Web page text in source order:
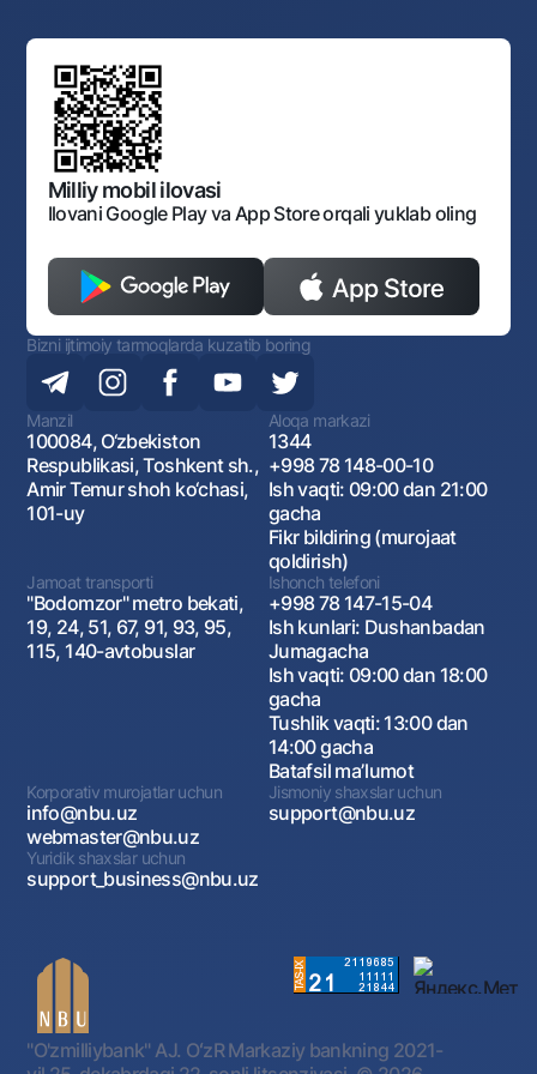
Aksilkorrupsiya
Korporativ uslub
Sayt haritasi
Ofis va bankomatlar
Shaxsiy ma'lumotlarni qayta ishlashga rozilik berish
O‘zbekiston Tasviriy san’at galereyasi
Standart shartnomalar
Normativ-huquqiy hujjatlar loyihalarini muhokama qilish
Normativ huquqiy hujjatlar
O'zbekiston Respublikasi Tashqi Iqtisodiy Faoliyat Milliy
Bankining ish tartibi va rejimi
Ochiq ma'lumotlar
Monopoliyaga qarshi komplaens
Milliy mobil ilovasi
Ilovani Google Play va App Store orqali yuklab oling
Bizni ijtimoiy tarmoqlarda kuzatib boring
Manzil
100084, O‘zbekiston
Respublikasi, Toshkent sh.,
Amir Temur shoh ko‘chasi,
101-uy
Aloqa markazi
1344
+998 78 148-00-10
Ish vaqti: 09:00 dan 21:00
gacha
Fikr bildiring (murojaat
qoldirish)
Jamoat transporti
"Bodomzor" metro bekati,
19, 24, 51, 67, 91, 93, 95,
115, 140-avtobuslar
Ishonch telefoni
+998 78 147-15-04
Ish kunlari: Dushanbadan
Jumagacha
Ish vaqti: 09:00 dan 18:00
gacha
Tushlik vaqti: 13:00 dan
14:00 gacha
Batafsil maʼlumot
Korporativ murojatlar uchun
info@nbu.uz
webmaster@nbu.uz
Jismoniy shaxslar uchun
support@nbu.uz
Yuridik shaxslar uchun
support_business@nbu.uz
"O'zmilliybank" AJ. OʻzR Markaziy bankning 2021-